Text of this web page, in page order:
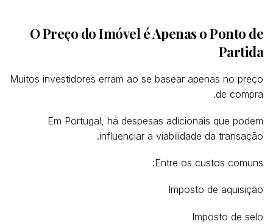
O Preço do Imóvel é Apenas o Ponto de
Partida
Muitos investidores erram ao se basear apenas no preço
de compra.
Em Portugal, há despesas adicionais que podem
influenciar a viabilidade da transação.
Entre os custos comuns:
Imposto de aquisição
Imposto de selo